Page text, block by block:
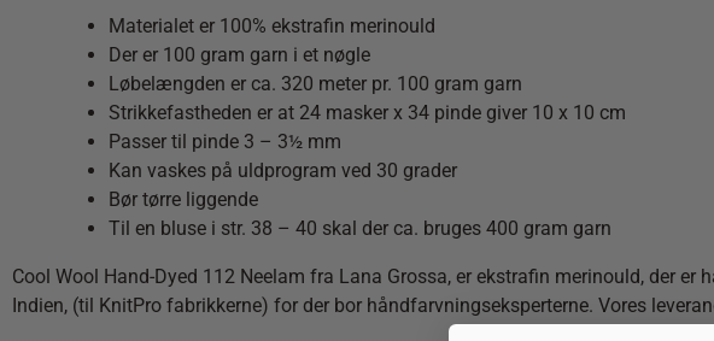
Materialet er 100% ekstrafin merinould
Der er 100 gram garn i et nøgle
Løbelængden er ca. 320 meter pr. 100 gram garn
Strikkefastheden er at 24 masker x 34 pinde giver 10 x 10 cm
Passer til pinde 3 – 3½ mm
Kan vaskes på uldprogram ved 30 grader
Bør tørre liggende
Til en bluse i str. 38 – 40 skal der ca. bruges 400 gram garn
Cool Wool Hand-Dyed 112 Neelam fra Lana Grossa, er ekstrafin merinould, der
Indien, (til KnitPro fabrikkerne) for der bor håndfarvningseksperterne. Vores